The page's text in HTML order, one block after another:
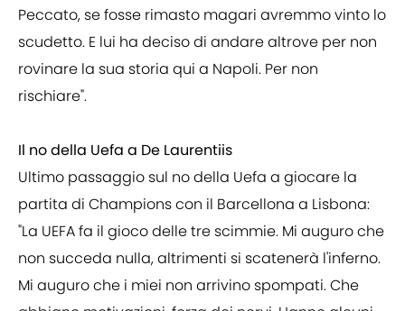
Peccato, se fosse rimasto magari avremmo vinto lo
scudetto. E lui ha deciso di andare altrove per non
rovinare la sua storia qui a Napoli. Per non
rischiare".
Il no della Uefa a De Laurentiis
Ultimo passaggio sul no della Uefa a giocare la
partita di Champions con il Barcellona a Lisbona:
"La UEFA fa il gioco delle tre scimmie. Mi auguro che
non succeda nulla, altrimenti si scatenerà l'inferno.
Mi auguro che i miei non arrivino spompati. Che